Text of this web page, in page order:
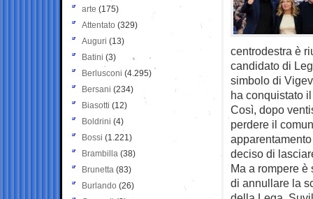
centrodestra è
candidato di
simbolo di
ha conquistato
Così, dopo
perdere il
deciso di
Ma a rompere
di annullare la
arte (175)
Attentato (329)
Auguri (13)
Batini (3)
Berlusconi (4.295)
Bersani (234)
Biasotti (12)
Boldrini (4)
Bossi (1.221)
Brambilla (38)
Brunetta (83)
Burlando (26)